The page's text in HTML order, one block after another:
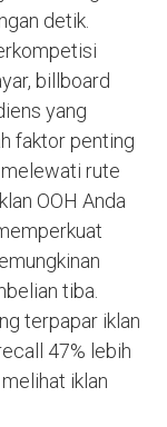
detik.
billboard
yang
faktor penting
rute
OOH Anda
tiba.
terpapar iklan
47% lebih
iklan